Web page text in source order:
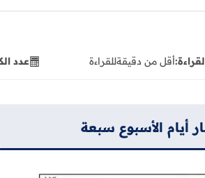
أقل من دقيقةللقراءة عدد
أيام الأسبوع سبعة